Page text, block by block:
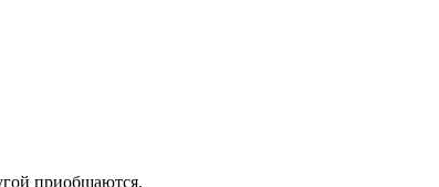
приобщаются.